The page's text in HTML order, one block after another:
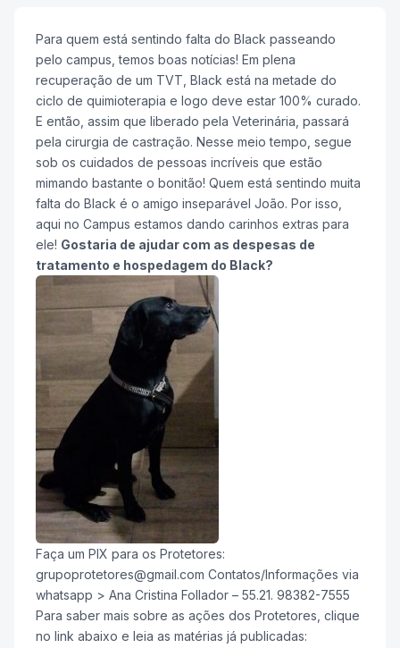
Para quem está sentindo falta do Black passeando
pelo campus, temos boas notícias! Em plena
recuperação de um TVT, Black está na metade do
ciclo de quimioterapia e logo deve estar 100% curado.
E então, assim que liberado pela Veterinária, passará
pela cirurgia de castração. Nesse meio tempo, segue
sob os cuidados de pessoas incríveis que estão
mimando bastante o bonitão! Quem está sentindo muita
falta do Black é o amigo inseparável João. Por isso,
aqui no Campus estamos dando carinhos extras para
ele! Gostaria de ajudar com as despesas de
tratamento e hospedagem do Black?
Faça um PIX para os Protetores:
grupoprotetores@gmail.com Contatos/Informações via
whatsapp > Ana Cristina Follador – 55.21. 98382-7555
Para saber mais sobre as ações dos Protetores, clique
no link abaixo e leia as matérias já publicadas: